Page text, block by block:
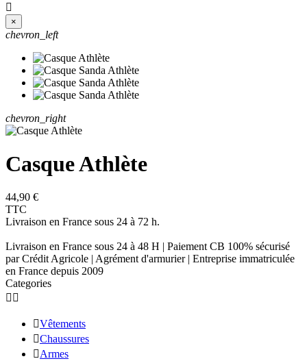

×
chevron_left
chevron_right
Casque Athlète
44,90 €
TTC
Livraison en France sous 24 à 72 h.
Livraison en France sous 24 à 48 H | Paiement CB 100% sécurisé
par Crédit Agricole | Agrément d'armurier | Entreprise immatriculée
en France depuis 2009
Categories
 
Vêtements
Chaussures
Armes